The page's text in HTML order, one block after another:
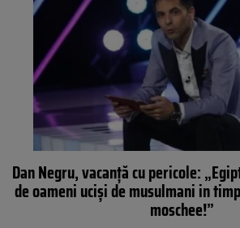
Dan Negru, vacanţă cu pericole:
de oameni ucişi de musulmani in
moschee!”